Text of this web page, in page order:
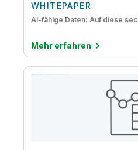
WHITEPAPER
AI-fähige Daten: Auf diese
Mehr erfahren